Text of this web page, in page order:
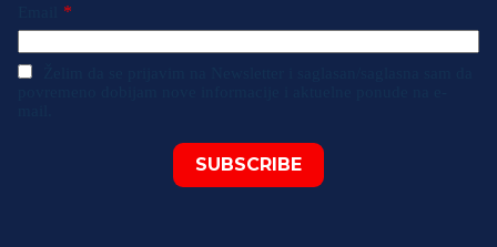
*
SUBSCRIBE